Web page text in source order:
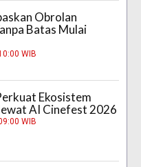
Obrolan
Batas Mulai
WIB
Ekosistem
AI Cinefest 2026
WIB